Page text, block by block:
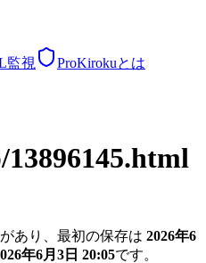
監視 ProKirokuとは
/13896145.html
あり、最初の保存は 2026年6
年6月3日 20:05です。